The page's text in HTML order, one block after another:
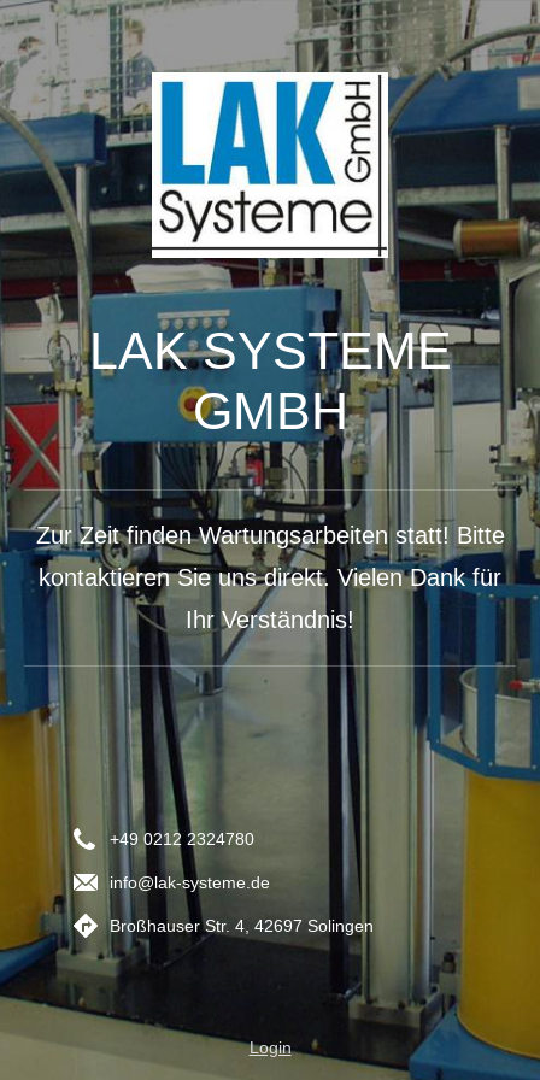
LAK SYSTEME
GMBH
Zur Zeit finden Wartungsarbeiten statt! Bitte
kontaktieren Sie uns direkt. Vielen Dank für
Ihr Verständnis!
+49 0212 2324780
info@lak-systeme.de
Broßhauser Str. 4, 42697 Solingen
Login